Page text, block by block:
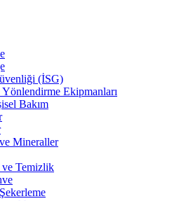
(İSG)
Yönlendirme Ekipmanları
Bakım
Mineraller
ve Temizlik